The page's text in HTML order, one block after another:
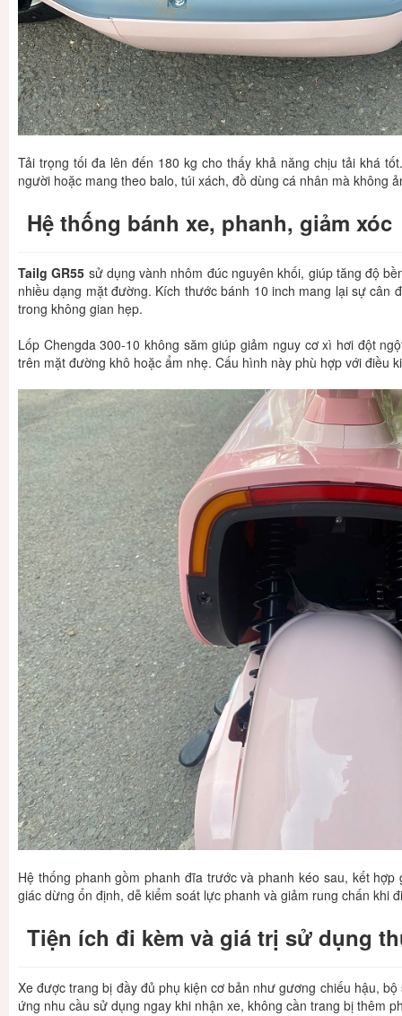
Tải trọng tối đa lên đến 180 kg cho thấy khả năng chịu tải khá
người hoặc mang theo balo, túi xách, đồ dùng cá nhân mà không
Hệ thống bánh xe, phanh, giảm xóc
Tailg GR55 sử dụng vành nhôm đúc nguyên khối, giúp tăng độ
nhiều dạng mặt đường. Kích thước bánh 10 inch mang lại sự cân
trong không gian hẹp.
Lốp Chengda 300-10 không săm giúp giảm nguy cơ xì hơi đột
trên mặt đường khô hoặc ẩm nhẹ. Cấu hình này phù hợp với điều
Hệ thống phanh gồm phanh đĩa trước và phanh kéo sau, kết
giác dừng ổn định, dễ kiểm soát lực phanh và giảm rung chấn khi
Tiện ích đi kèm và giá trị sử dụng
Xe được trang bị đầy đủ phụ kiện cơ bản như gương chiếu hậu,
ứng nhu cầu sử dụng ngay khi nhận xe, không cần trang bị thêm